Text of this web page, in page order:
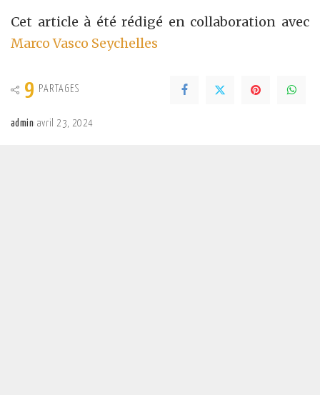
Cet article à été rédigé en collaboration avec
Marco Vasco Seychelles
9 PARTAGES
admin avril 23, 2024